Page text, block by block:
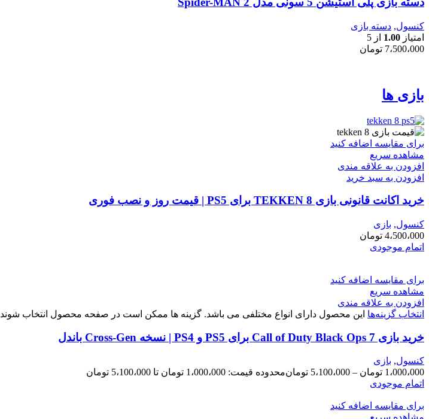
کنسول, دسته بازی
امتیاز 1.00 از 5
7،500،000 تومان
بازی ها
برای مقایسه اضافه کنید
مشاهده سریع
افزودن به علاقه مندی
افزودن به سبد خرید
خرید اکانت قانونی بازی TEKKEN 8 برای PS5 | قیمت روز و نصب فوری
کنسول, بازی
4،500،000 تومان
اتمام موجودی
برای مقایسه اضافه کنید
مشاهده سریع
افزودن به علاقه مندی
انتخاب گزینه‌ها این محصول دارای انواع مختلفی می باشد. گزینه ها ممکن است در صفحه محصول انتخاب شوند
خرید بازی Call of Duty Black Ops 7 برای PS5 و PS4 | نسخه Cross-Gen باندل
کنسول, بازی
1،000،000 تومان – 5،100،000 تومانمحدوده قیمت: 1،000،000 تومان تا 5،100،000 تومان
اتمام موجودی
برای مقایسه اضافه کنید